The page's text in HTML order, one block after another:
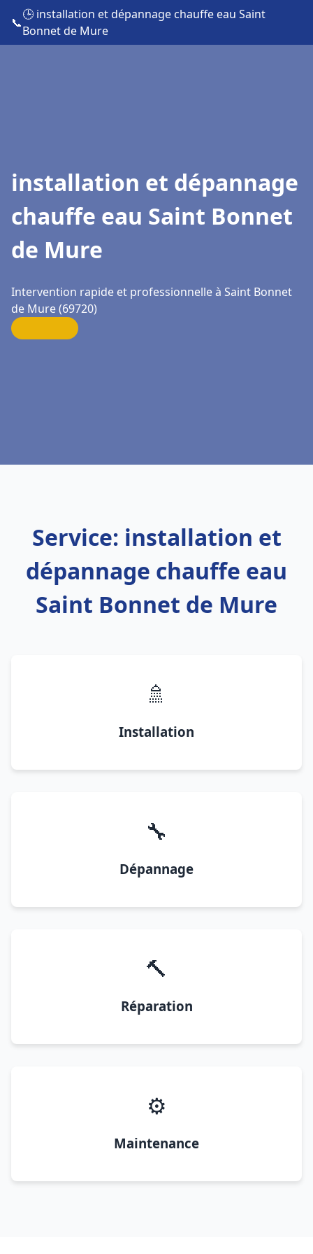
📞
🕒 installation et dépannage chauffe eau Saint
Bonnet de Mure
installation et dépannage
chauffe eau Saint Bonnet
de Mure
Intervention rapide et professionnelle à Saint Bonnet
de Mure (69720)
Service: installation et
dépannage chauffe eau
Saint Bonnet de Mure
🚿
Installation
🔧
Dépannage
🔨
Réparation
⚙️
Maintenance